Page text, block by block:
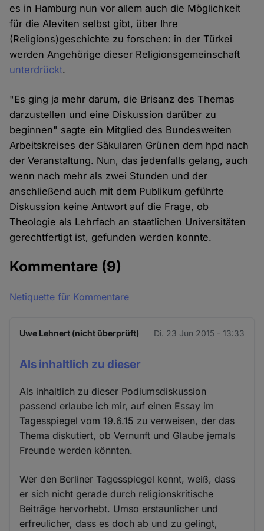
es in Hamburg nun vor allem auch die Möglichkeit
für die Aleviten selbst gibt, über Ihre
(Religions)geschichte zu forschen: in der Türkei
werden Angehörige dieser Religionsgemeinschaft
unterdrückt.
"Es ging ja mehr darum, die Brisanz des Themas
darzustellen und eine Diskussion darüber zu
beginnen" sagte ein Mitglied des Bundesweiten
Arbeitskreises der Säkularen Grünen dem hpd nach
der Veranstaltung. Nun, das jedenfalls gelang, auch
wenn nach mehr als zwei Stunden und der
anschließend auch mit dem Publikum geführte
Diskussion keine Antwort auf die Frage, ob
Theologie als Lehrfach an staatlichen Universitäten
gerechtfertigt ist, gefunden werden konnte.
Kommentare (9)
Netiquette für Kommentare
Uwe Lehnert (nicht überprüft) Di. 23 Jun 2015 - 13:33
Als inhaltlich zu dieser
Als inhaltlich zu dieser Podiumsdiskussion
passend erlaube ich mir, auf einen Essay im
Tagesspiegel vom 19.6.15 zu verweisen, der das
Thema diskutiert, ob Vernunft und Glaube jemals
Freunde werden könnten.
Wer den Berliner Tagesspiegel kennt, weiß, dass
er sich nicht gerade durch religionskritische
Beiträge hervorhebt. Umso erstaunlicher und
erfreulicher, dass es doch ab und zu gelingt,